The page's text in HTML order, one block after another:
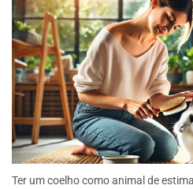
Ter um coelho como animal de